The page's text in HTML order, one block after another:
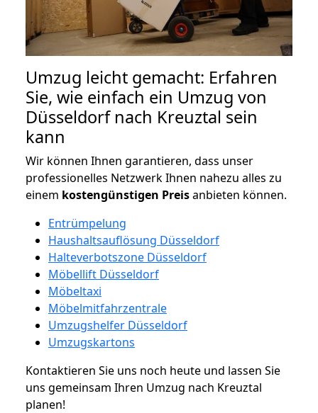
Umzug leicht gemacht: Erfahren
Sie, wie einfach ein Umzug von
Düsseldorf nach Kreuztal sein
kann
Wir können Ihnen garantieren, dass unser
professionelles Netzwerk Ihnen nahezu alles zu
einem kostengünstigen Preisanbieten können.
Entrümpelung
Haushaltsauflösung Düsseldorf
Halteverbotszone Düsseldorf
Möbellift Düsseldorf
Möbeltaxi
Möbelmitfahrzentrale
Umzugshelfer Düsseldorf
Umzugskartons
Kontaktieren Sie uns noch heute und lassen Sie
uns gemeinsam Ihren Umzug nach Kreuztal
planen!